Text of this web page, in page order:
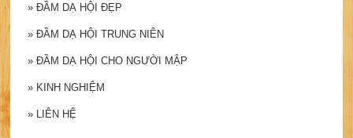
» ĐẦM DẠ HỘI ĐẸP
» ĐẦM DẠ HỘI TRUNG NIÊN
» ĐẦM DẠ HỘI CHO NGƯỜI MẬP
» KINH NGHIỆM
» LIÊN HỆ